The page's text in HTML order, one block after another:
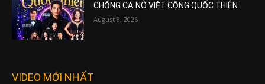
CHỐNG CA NÔ VIỆT CỘNG QUỐC THIÊN
August 8, 2026
VIDEO MỚI NHẤT